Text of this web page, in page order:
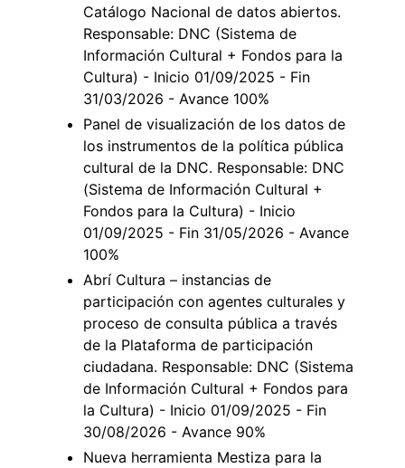
Catálogo Nacional de datos abiertos.
Responsable: DNC (Sistema de
Información Cultural + Fondos para la
Cultura) - Inicio 01/09/2025 - Fin
31/03/2026 - Avance 100%
Panel de visualización de los datos de
los instrumentos de la política pública
cultural de la DNC. Responsable: DNC
(Sistema de Información Cultural +
Fondos para la Cultura) - Inicio
01/09/2025 - Fin 31/05/2026 - Avance
100%
Abrí Cultura – instancias de
participación con agentes culturales y
proceso de consulta pública a través
de la Plataforma de participación
ciudadana. Responsable: DNC (Sistema
de Información Cultural + Fondos para
la Cultura) - Inicio 01/09/2025 - Fin
30/08/2026 - Avance 90%
Nueva herramienta Mestiza para la